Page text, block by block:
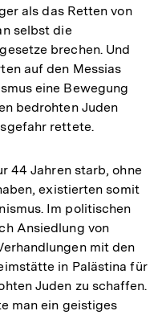
als das Retten von
selbst die
brechen. Und
auf den Messias
eine Bewegung
bedrohten Juden
rettete.
44 Jahren starb, ohne
existierten somit
Im politischen
Ansiedlung von
mit den
in Palästina für
Juden zu schaffen.
man ein geistiges